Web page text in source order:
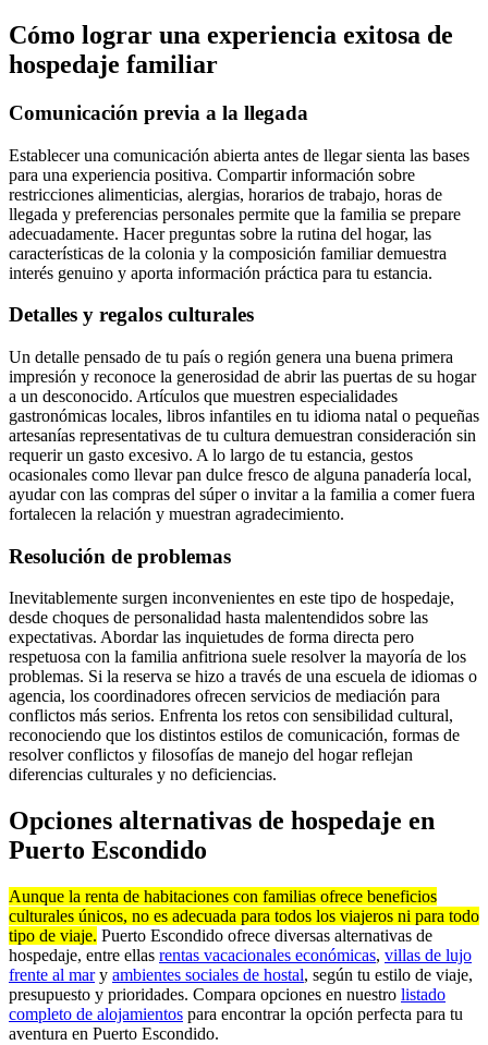
Cómo lograr una experiencia exitosa de
hospedaje familiar
Comunicación previa a la llegada
Establecer una comunicación abierta antes de llegar sienta las bases
para una experiencia positiva. Compartir información sobre
restricciones alimenticias, alergias, horarios de trabajo, horas de
llegada y preferencias personales permite que la familia se prepare
adecuadamente. Hacer preguntas sobre la rutina del hogar, las
características de la colonia y la composición familiar demuestra
interés genuino y aporta información práctica para tu estancia.
Detalles y regalos culturales
Un detalle pensado de tu país o región genera una buena primera
impresión y reconoce la generosidad de abrir las puertas de su hogar
a un desconocido. Artículos que muestren especialidades
gastronómicas locales, libros infantiles en tu idioma natal o pequeñas
artesanías representativas de tu cultura demuestran consideración sin
requerir un gasto excesivo. A lo largo de tu estancia, gestos
ocasionales como llevar pan dulce fresco de alguna panadería local,
ayudar con las compras del súper o invitar a la familia a comer fuera
fortalecen la relación y muestran agradecimiento.
Resolución de problemas
Inevitablemente surgen inconvenientes en este tipo de hospedaje,
desde choques de personalidad hasta malentendidos sobre las
expectativas. Abordar las inquietudes de forma directa pero
respetuosa con la familia anfitriona suele resolver la mayoría de los
problemas. Si la reserva se hizo a través de una escuela de idiomas o
agencia, los coordinadores ofrecen servicios de mediación para
conflictos más serios. Enfrenta los retos con sensibilidad cultural,
reconociendo que los distintos estilos de comunicación, formas de
resolver conflictos y filosofías de manejo del hogar reflejan
diferencias culturales y no deficiencias.
Opciones alternativas de hospedaje en
Puerto Escondido
Aunque la renta de habitaciones con familias ofrece beneficios
culturales únicos, no es adecuada para todos los viajeros ni para todo
tipo de viaje. Puerto Escondido ofrece diversas alternativas de
hospedaje, entre ellas rentas vacacionales económicas, villas de lujo
frente al mary ambientes sociales de hostal, según tu estilo de viaje,
presupuesto y prioridades. Compara opciones en nuestro listado
completo de alojamientos para encontrar la opción perfecta para tu
aventura en Puerto Escondido.